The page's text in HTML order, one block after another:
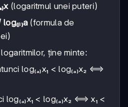
(logaritmul unei puteri)
(formula de
ține minte:
log₍ₐ₎x₁ < log₍ₐ₎x₂ ⟺
log₍ₐ₎x₁ < log₍ₐ₎x₂ ⟺ x₁ <